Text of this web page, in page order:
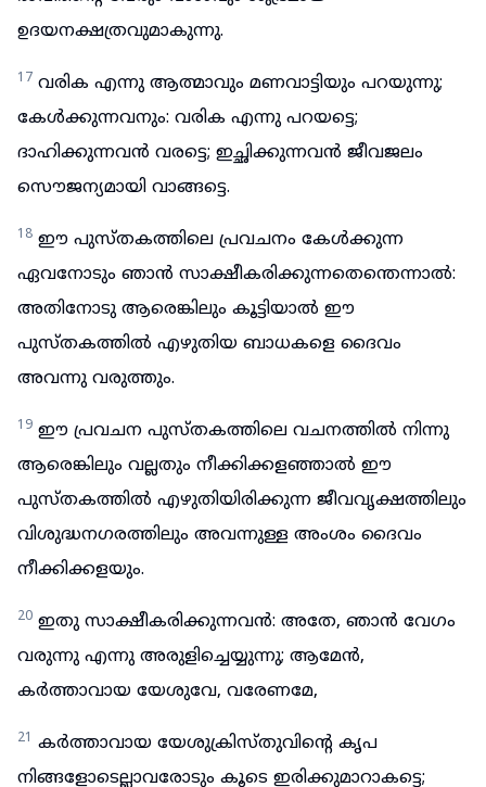
ഉദയനക്ഷത്രവുമാകുന്നു.
17 വരിക എന്നു ആത്മാവും മണവാട്ടിയും പറയുന്നു;
കേൾക്കുന്നവനും: വരിക എന്നു പറയട്ടെ;
ദാഹിക്കുന്നവൻ വരട്ടെ; ഇച്ഛിക്കുന്നവൻ ജീവജലം
സൌജന്യമായി വാങ്ങട്ടെ.
18 ഈ പുസ്തകത്തിലെ പ്രവചനം കേൾക്കുന്ന
ഏവനോടും ഞാൻ സാക്ഷീകരിക്കുന്നതെന്തെന്നാൽ:
അതിനോടു ആരെങ്കിലും കൂട്ടിയാൽ ഈ
പുസ്തകത്തിൽ എഴുതിയ ബാധകളെ ദൈവം
അവന്നു വരുത്തും.
19 ഈ പ്രവചന പുസ്തകത്തിലെ വചനത്തിൽ നിന്നു
ആരെങ്കിലും വല്ലതും നീക്കിക്കളഞ്ഞാൽ ഈ
പുസ്തകത്തിൽ എഴുതിയിരിക്കുന്ന ജീവവൃക്ഷത്തിലും
വിശുദ്ധനഗരത്തിലും അവന്നുള്ള അംശം ദൈവം
നീക്കിക്കളയും.
20 ഇതു സാക്ഷീകരിക്കുന്നവൻ: അതേ, ഞാൻ വേഗം
വരുന്നു എന്നു അരുളിച്ചെയ്യുന്നു; ആമേൻ,
കർത്താവായ യേശുവേ, വരേണമേ,
21 കർത്താവായ യേശുക്രിസ്തുവിന്റെ കൃപ
നിങ്ങളോടെല്ലാവരോടും കൂടെ ഇരിക്കുമാറാകട്ടെ;